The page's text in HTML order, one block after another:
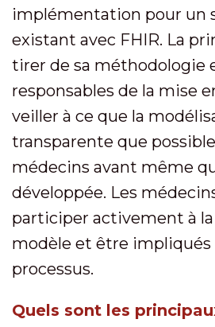
implémentation pour un
existant avec FHIR. La
tirer de sa méthodologie
responsables de la mise
veiller à ce que la
transparente que
médecins avant même
développée. Les
participer activement à
modèle et être
processus.
Quels sont les